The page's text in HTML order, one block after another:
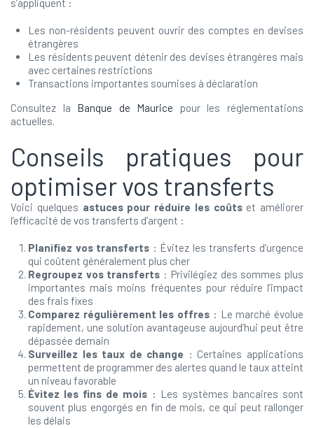
s’appliquent :
Les non-résidents peuvent ouvrir des comptes en devises
étrangères
Les résidents peuvent détenir des devises étrangères mais
avec certaines restrictions
Transactions importantes soumises à déclaration
Consultez la Banque de Maurice pour les réglementations
actuelles.
Conseils pratiques pour
optimiser vos transferts
Voici quelques astuces pour réduire les coûtset améliorer
l’efficacité de vos transferts d’argent :
Planifiez vos transferts : Évitez les transferts d’urgence
qui coûtent généralement plus cher
Regroupez vos transferts : Privilégiez des sommes plus
importantes mais moins fréquentes pour réduire l’impact
des frais fixes
Comparez régulièrement les offres : Le marché évolue
rapidement, une solution avantageuse aujourd’hui peut être
dépassée demain
Surveillez les taux de change : Certaines applications
permettent de programmer des alertes quand le taux atteint
un niveau favorable
Évitez les fins de mois : Les systèmes bancaires sont
souvent plus engorgés en fin de mois, ce qui peut rallonger
les délais